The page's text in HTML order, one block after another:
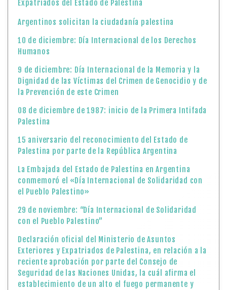
Expatriados del Estado de Palestina
Argentinos solicitan la ciudadanía palestina
10 de diciembre: Día Internacional de los Derechos
Humanos
9 de diciembre: Día Internacional de la Memoria y la
Dignidad de las Víctimas del Crimen de Genocidio y de
la Prevención de este Crimen
08 de diciembre de 1987: inicio de la Primera Intifada
Palestina
15 aniversario del reconocimiento del Estado de
Palestina por parte de la República Argentina
La Embajada del Estado de Palestina en Argentina
conmemoró el «Día Internacional de Solidaridad con
el Pueblo Palestino»
29 de noviembre: “Día Internacional de Solidaridad
con el Pueblo Palestino”
Declaración oficial del Ministerio de Asuntos
Exteriores y Expatriados de Palestina, en relación a la
reciente aprobación por parte del Consejo de
Seguridad de las Naciones Unidas, la cuál afirma el
establecimiento de un alto el fuego permanente y